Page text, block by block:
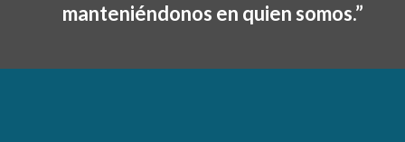
manteniéndonos en quien somos.”